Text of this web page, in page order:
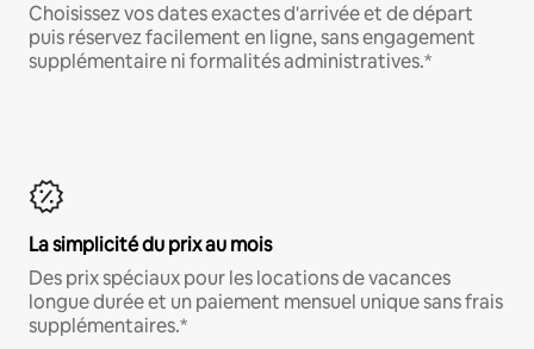
Choisissez vos dates exactes d'arrivée et de départ
puis réservez facilement en ligne, sans engagement
supplémentaire ni formalités administratives.*
La simplicité du prix au mois
Des prix spéciaux pour les locations de vacances
longue durée et un paiement mensuel unique sans frais
supplémentaires.*